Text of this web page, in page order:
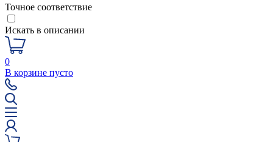
Точное соответствие
Искать в описании
0
В корзине пусто